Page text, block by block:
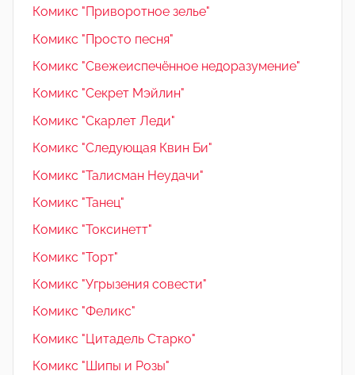
Комикс "Приворотное зелье"
Комикс "Просто песня"
Комикс "Свежеиспечённое недоразумение"
Комикс "Секрет Мэйлин"
Комикс "Скарлет Леди"
Комикс "Следующая Квин Би"
Комикс "Талисман Неудачи"
Комикс "Танец"
Комикс "Токсинетт"
Комикс "Торт"
Комикс "Угрызения совести"
Комикс "Феликс"
Комикс "Цитадель Старко"
Комикс "Шипы и Розы"